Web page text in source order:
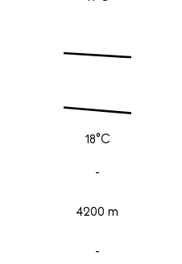
18°C
-
4200 m
-